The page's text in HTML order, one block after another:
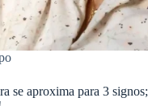
se aproxima para 3 signos;